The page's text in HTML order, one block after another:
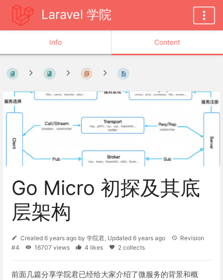
Laravel 学院
Info Content
Go Micro 初探及其底
层架构
Created 6 years ago by 学院君, Updated 6 years ago
Revision
#4
16707 views 4 likes 2 collects
前面几篇分享学院君已经给大家介绍了微服务的背景和概